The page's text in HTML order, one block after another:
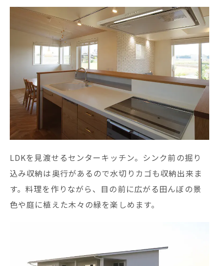
LDKを見渡せるセンターキッチン。シンク前の掘り
込み収納は奥行があるので水切りカゴも収納出来ま
す。料理を作りながら、目の前に広がる田んぼの景
色や庭に植えた木々の緑を楽しめます。